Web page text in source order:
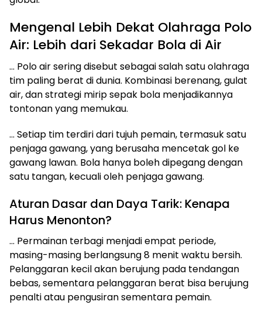
Mengenal Lebih Dekat Olahraga Polo
Air: Lebih dari Sekadar Bola di Air
… Polo air sering disebut sebagai salah satu olahraga
tim paling berat di dunia. Kombinasi berenang, gulat
air, dan strategi mirip sepak bola menjadikannya
tontonan yang memukau.
… Setiap tim terdiri dari tujuh pemain, termasuk satu
penjaga gawang, yang berusaha mencetak gol ke
gawang lawan. Bola hanya boleh dipegang dengan
satu tangan, kecuali oleh penjaga gawang.
Aturan Dasar dan Daya Tarik: Kenapa
Harus Menonton?
… Permainan terbagi menjadi empat periode,
masing-masing berlangsung 8 menit waktu bersih.
Pelanggaran kecil akan berujung pada tendangan
bebas, sementara pelanggaran berat bisa berujung
penalti atau pengusiran sementara pemain.